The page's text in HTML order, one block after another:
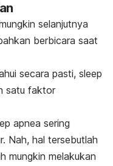
selanjutnya
berbicara saat
secara pasti, sleep
satu faktor
apnea sering
Nah, hal tersebutlah
mungkin melakukan